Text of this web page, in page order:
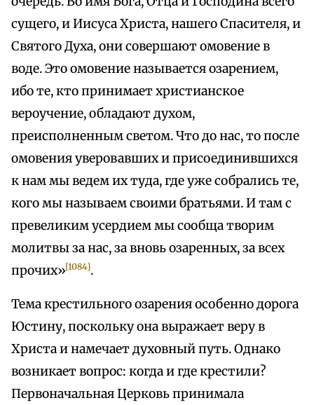
сущего, и Иисуса Христа, нашего Спасителя, и
Святого Духа, они совершают омовение в
воде. Это омовение называется озарением,
ибо те, кто принимает христианское
вероучение, обладают духом,
преисполненным светом. Что до нас, то после
омовения уверовавших и присоединившихся
к нам мы ведем их туда, где уже собрались те,
кого мы называем своими братьями. И там с
превеликим усердием мы сообща творим
молитвы за нас, за вновь озаренных, за всех
прочих»[1084].
Тема крестильного озарения особенно дорога
Юстину, поскольку она выражает веру в
Христа и намечает духовный путь. Однако
возникает вопрос: когда и где крестили?
Первоначальная Церковь принимала